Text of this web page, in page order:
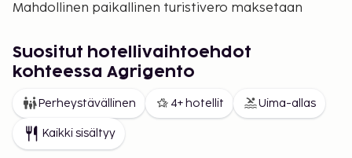
Mahdollinen paikallinen turistivero maksetaan
Suositut hotellivaihtoehdot
kohteessa Agrigento
Perheystävällinen 4+ hotellit Uima-allas
Kaikki sisältyy